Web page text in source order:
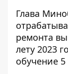
Глава
ремонта
лету 2023
обучение